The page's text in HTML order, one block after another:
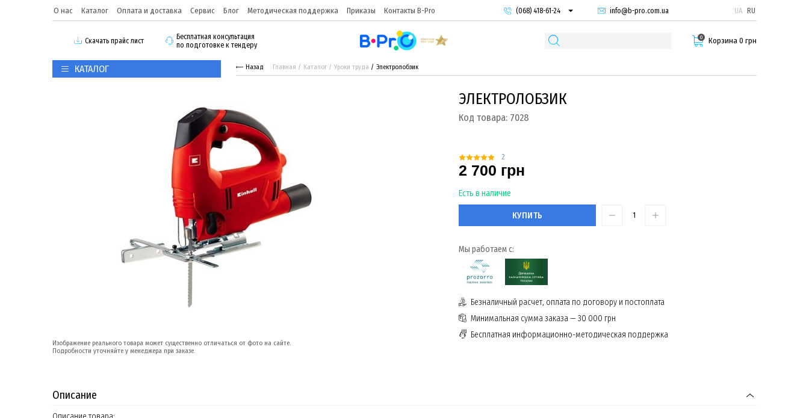
О нас Каталог Оплата и доставка Сервис Блог Методическая поддержка Приказы Контакты B-Pro
(068) 418-61-24
(095) 987-29-55
info@b-pro.com.ua UA RU
Скачать прайс лист
Бесплатная консультация
по подготовке к тендеру
0 Корзина 0 грн
КАТАЛОГ Назад Главная Каталог Уроки труда Электролобзик
Изображение реального товара может существенно отличаться от фото на сайте.
Подробности уточняйте у менеджера при заказе.
ЭЛЕКТРОЛОБЗИК
Код товара: 7028
2
2 700 грн
Есть в наличие
КУПИТЬ
Мы работаем с:
Безналичный расчет, оплата по договору и постоплата
Минимальная сумма заказа — 30 000 грн
Бесплатная информационно-методическая поддержка
Описание